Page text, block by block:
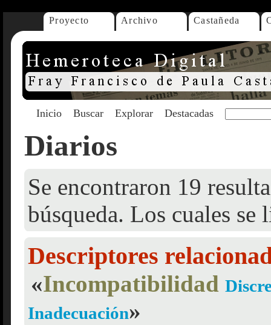
Proyecto Archivo Castañeda
Inicio Buscar Explorar Destacadas
Diarios
Se encontraron 19
búsqueda. Los cuales se
Descriptores
«Incompatibilidad
Inadecuación»